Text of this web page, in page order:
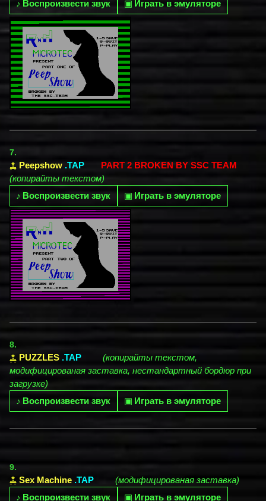
♪ Воспроизвести звук ▣ Играть в эмуляторе
7.
Peepshow .TAP
PART 2 BROKEN BY SSC TEAM
(копирайты текстом)
♪ Воспроизвести звук ▣ Играть в эмуляторе
8.
PUZZLES .TAP
(копирайты текстом,
модифицированая заставка, нестандартный бордюр при
загрузке)
♪ Воспроизвести звук ▣ Играть в эмуляторе
9.
Sex Machine .TAP
(модифицированая заставка)
♪ Воспроизвести звук ▣ Играть в эмуляторе